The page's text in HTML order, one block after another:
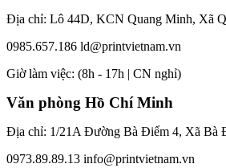
Địa chỉ: Lô 44D, KCN Quang Minh, Xã
0985.657.186 ld@printvietnam.vn
​Giờ làm việc: (8h - 17h | CN nghỉ)
Văn phòng Hồ Chí Minh
Địa chỉ: 1/21A Đường Bà Điểm 4, Xã Bà
0973.89.89.13 info@printvietnam.vn